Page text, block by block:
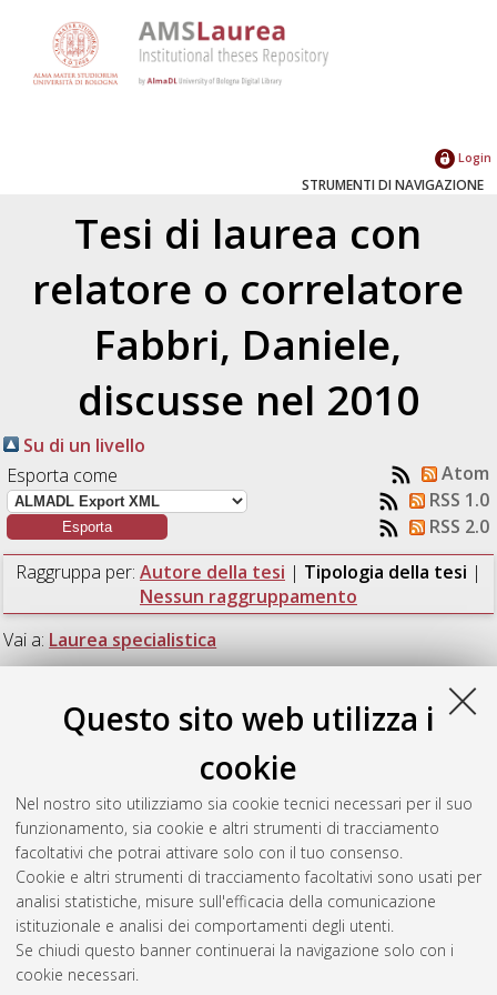
Questo sito web utilizza i
cookie
Nel nostro sito utilizziamo sia cookie tecnici necessari per il suo
funzionamento, sia cookie e altri strumenti di tracciamento
facoltativi che potrai attivare solo con il tuo consenso.
Cookie e altri strumenti di tracciamento facoltativi sono usati per
analisi statistiche, misure sull'efficacia della comunicazione
istituzionale e analisi dei comportamenti degli utenti.
Se chiudi questo banner continuerai la navigazione solo con i
cookie necessari.
Login
STRUMENTI DI NAVIGAZIONE
Tesi di laurea con
relatore o correlatore
Fabbri, Daniele,
discusse nel 2010
Su di un livello
Esporta come
Atom
RSS 1.0
RSS 2.0
Raggruppa per: Autore della tesi | Tipologia della tesi |
Nessun raggruppamento
Vai a: Laurea specialistica
Laurea specialistica
Buscema, Salvatore(2010) LCA comparativa di differenti
processi di sintesi del biodiesel.[Laurea specialistica],
Università di Bologna, Corso di Studio inScienze per
l'ambiente e il territorio [LS-DM509] - Ravenna
Questa lista e' stata generata ilFri Aug 7 19:56:56 2026 CEST